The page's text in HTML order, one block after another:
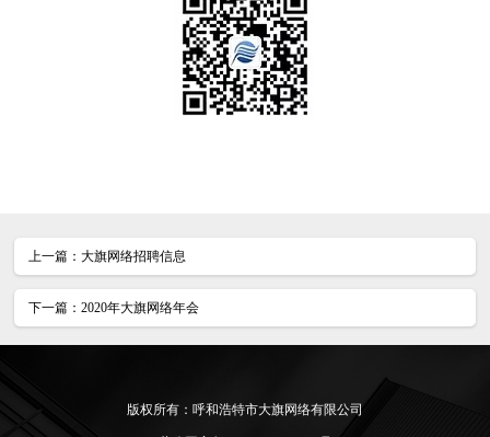
上一篇：大旗网络招聘信息
下一篇：2020年大旗网络年会
版权所有：呼和浩特市大旗网络有限公司